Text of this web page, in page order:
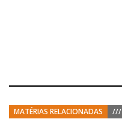
MATÉRIAS RELACIONADAS ///